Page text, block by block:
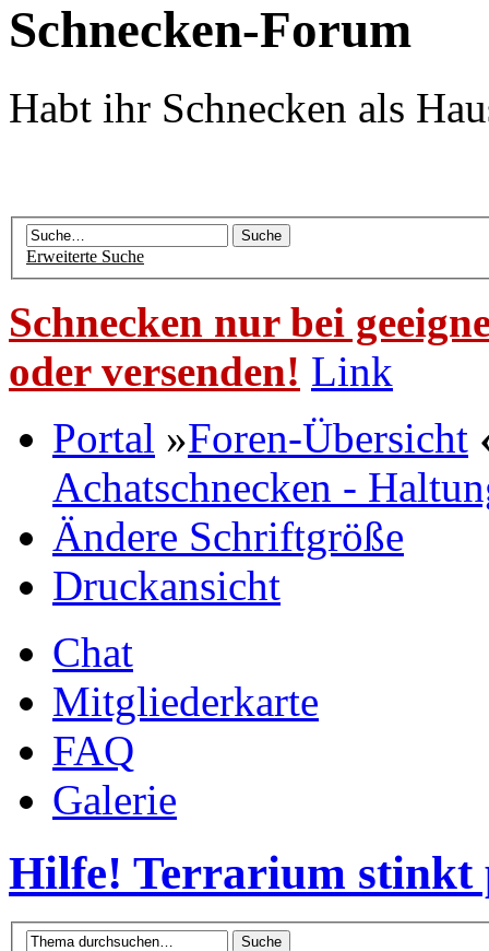
Schnecken-Forum
Habt ihr Schnecken als
Erweiterte Suche
Schnecken nur bei
oder versenden! Link
Portal »Foren-Übersicht
Achatschnecken -
Ändere Schriftgröße
Druckansicht
Chat
Mitgliederkarte
FAQ
Galerie
Hilfe! Terrarium stinkt